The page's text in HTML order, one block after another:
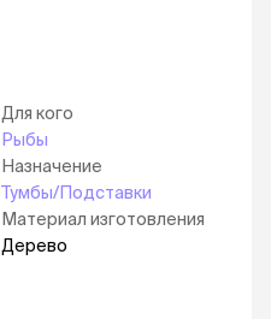
Для кого
Рыбы
Назначение
Тумбы/Подставки
Материал изготовления
Дерево